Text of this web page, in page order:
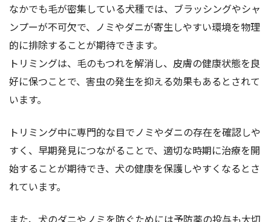
なかでも毛が密集している犬種では、ブラッシングやシャ
ンプーが不可欠で、ノミやダニが寄生しやすい環境を物理
的に排除することが期待できます。
トリミングは、毛のもつれを解消し、皮膚の健康状態を良
好に保つことで、害虫の発生を抑える効果もあるとされて
います。
トリミング中に専門的な目でノミやダニの存在を確認しや
すく、早期発見につながることで、適切な時期に治療を開
始することが期待でき、犬の健康を保護しやすくなるとさ
れています。
また、犬のダニやノミを防ぐためには予防薬の投与も大切